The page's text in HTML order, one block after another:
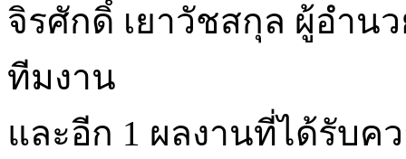
จิรศักดิ์ เยาวัชสกุล ผู้อำน
ทีมงาน
และอีก 1 ผลงานที่ได้รับ